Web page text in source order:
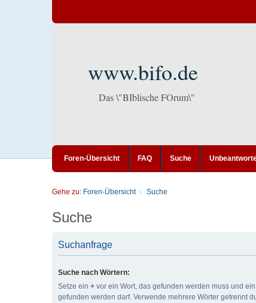
www.bifo.de
Das \"BIblische FOrum\"
Foren-Übersicht FAQ Suche
Gehe zu: Foren-Übersicht Suche
Suche
Suchanfrage
Suche nach Wörtern:
Setze ein + vor ein Wort, das gefunden werden muss und ein
gefunden werden darf. Verwende mehrere Wörter getrennt